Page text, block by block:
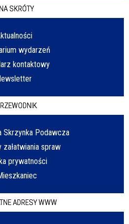
NA SKRÓTY
wydarzeń
kontaktowy
Skrzynka Podawcza
spraw
prywatności
ADRESY WWW